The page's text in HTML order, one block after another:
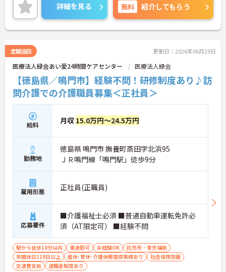
すので、お気軽にお問い合わせください。
詳細を見る 無料 紹介してもらう
定期巡回 更新日：2026年06月29日
医療法人緑会あい愛24時間ケアセンター 医療法人緑会
【徳島県／鳴門市】経験不問！研修制度あり♪訪
問介護での介護職員募集＜正社員＞
給料 月収 15.0万円～24.5万円
勤務地
徳島県 鳴門市 撫養町斎田字北浜95
ＪＲ鳴門線「鳴門駅」徒歩9分
雇用形態 正社員(正職員)
応募要件
■介護福祉士必須 ■普通自動車運転免許必
須（AT限定可） ■経験不問
駅から徒歩10分以内 車通勤可 未経験OK
託児所・育児補助
年間休日110日以上
産休･育休･介護休暇取得実績あり
社会保険完備
交通費支給
退職金制度あり